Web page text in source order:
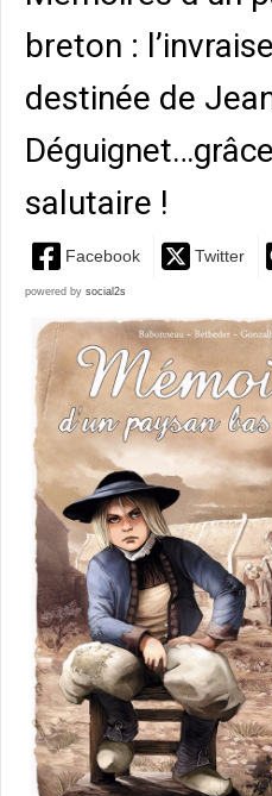
breton :
destinée de
salutaire !
Facebook Twitter
powered by social2s